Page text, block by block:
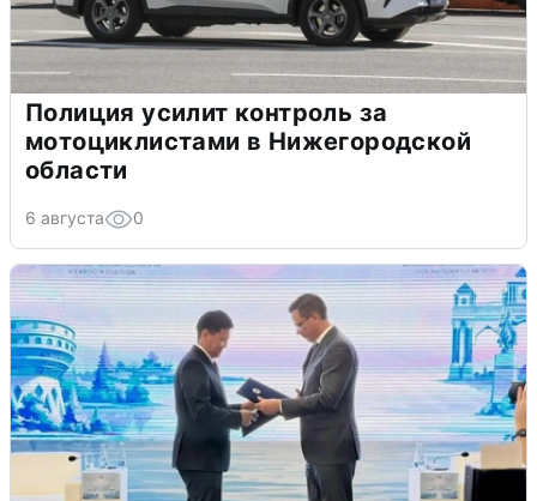
Полиция усилит контроль за
мотоциклистами в Нижегородской
области
6 августа 0